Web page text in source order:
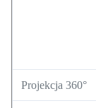
Projekcja 360°